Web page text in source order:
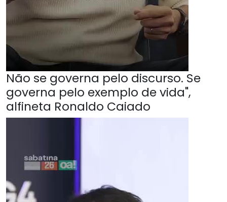
Não se governa pelo discurso. Se
governa pelo exemplo de vida",
alfineta Ronaldo Caiado